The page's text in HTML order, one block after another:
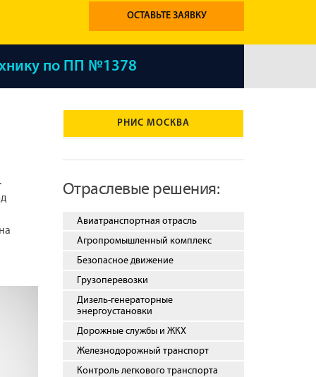
ОСТАВЬТЕ ЗАЯВКУ
по ПП №1378
.
РНИС МОСКВА
Отраслевые решения:
Авиатранспортная отрасль
Агропромышленный комплекс
Безопасное движение
Грузоперевозки
Дизель-генераторные
энергоустановки
Дорожные службы и ЖКХ
Железнодорожный транспорт
Контроль легкового транспорта